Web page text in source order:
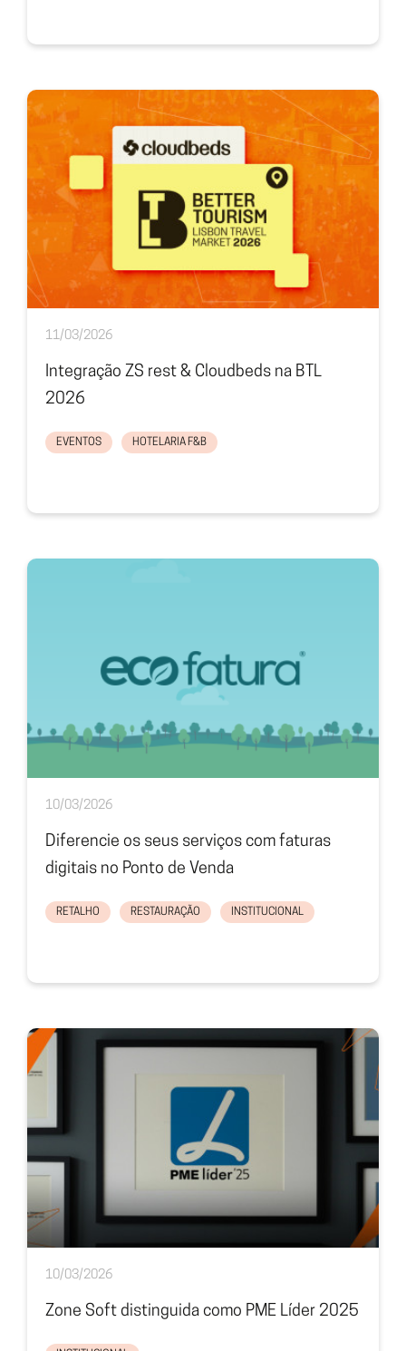
11/03/2026
Integração ZS rest & Cloudbeds na BTL
2026
EVENTOS HOTELARIA F&B
10/03/2026
Diferencie os seus serviços com faturas
digitais no Ponto de Venda
RETALHO RESTAURAÇÃO INSTITUCIONAL
10/03/2026
Zone Soft distinguida como PME Líder 2025